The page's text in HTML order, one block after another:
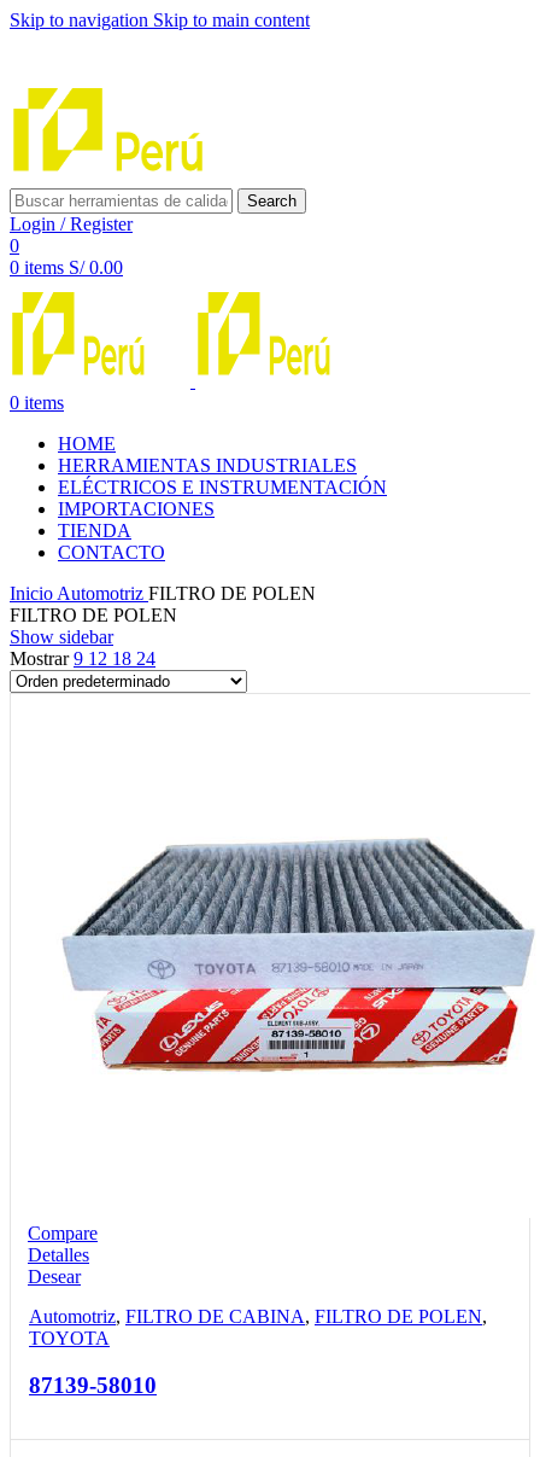
Skip to navigation Skip to main content
Search
Login / Register
0
0 items S/0.00
0 items
HOME
HERRAMIENTAS INDUSTRIALES
ELÉCTRICOS E INSTRUMENTACIÓN
IMPORTACIONES
TIENDA
CONTACTO
Inicio Automotriz FILTRO DE POLEN
FILTRO DE POLEN
Show sidebar
Mostrar9 12 18 24
Compare
Detalles
Desear
Automotriz, FILTRO DE CABINA, FILTRO DE POLEN,
TOYOTA
87139-58010